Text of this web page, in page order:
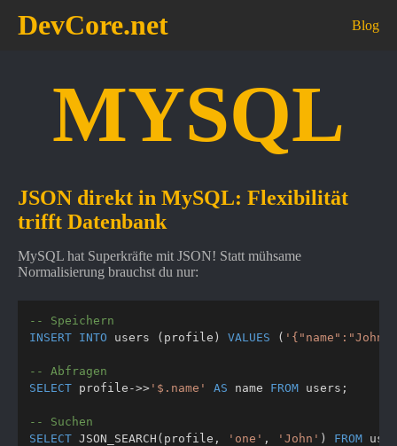
DevCore.net Blog
MYSQL
JSON direkt in MySQL: Flexibilität
trifft Datenbank
MySQL hat Superkräfte mit JSON! Statt mühsame
Normalisierung brauchst du nur:
-- Speichern
INSERT INTO users ( profile ) VALUES (
-- Abfragen
SELECT profile ->> '$.name' AS name FROM users ;
-- Suchen
SELECT JSON_SEARCH ( profile , 'one' , 'John' ) FROM